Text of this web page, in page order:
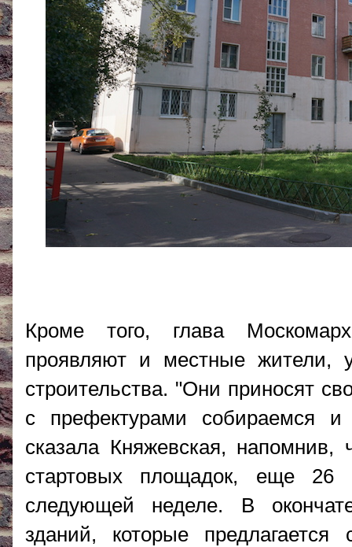
Кроме того, глава
проявляют и местные жители,
строительства. "Они приносят
с префектурами собираемся
сказала Княжевская,
стартовых площадок, еще
следующей неделе. В
зданий, которые